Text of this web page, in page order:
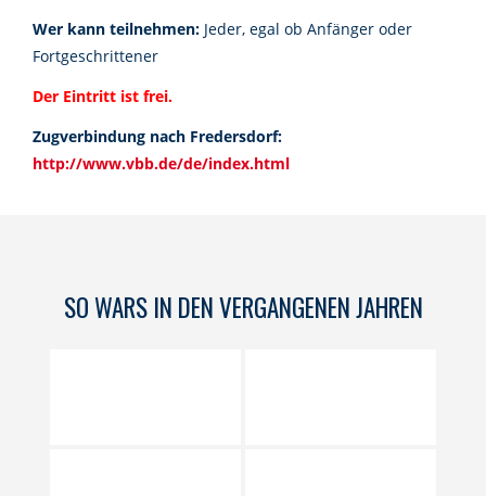
Wer kann teilnehmen: Jeder, egal ob Anfänger oder
Fortgeschrittener
Der Eintritt ist frei.
Zugverbindung nach Fredersdorf:
http://www.vbb.de/de/index.html
SO WARS IN DEN VERGANGENEN JAHREN